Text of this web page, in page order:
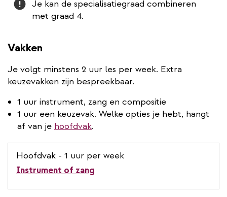
Attention
Je kan de specialisatiegraad combineren
met graad 4.
Vakken
Je volgt minstens 2 uur les per week. Extra
keuzevakken zijn bespreekbaar.
1 uur instrument, zang en compositie
1 uur een keuzevak. Welke opties je hebt, hangt
af van je hoofdvak.
Hoofdvak - 1 uur per week
Instrument of zang